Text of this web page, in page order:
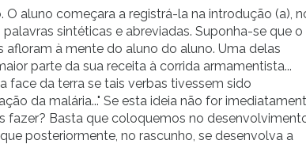
aluno começara a registrá-la na introdução (a),
sintéticas e abreviadas. Suponha-se que o
afloram à mente do aluno do aluno. Uma delas
parte da sua receita à corrida armamentista...
face da terra se tais verbas tivessem sido
da malária..." Se esta ideia não for
fazer? Basta que coloquemos no
posteriormente, no rascunho, se desenvolva a